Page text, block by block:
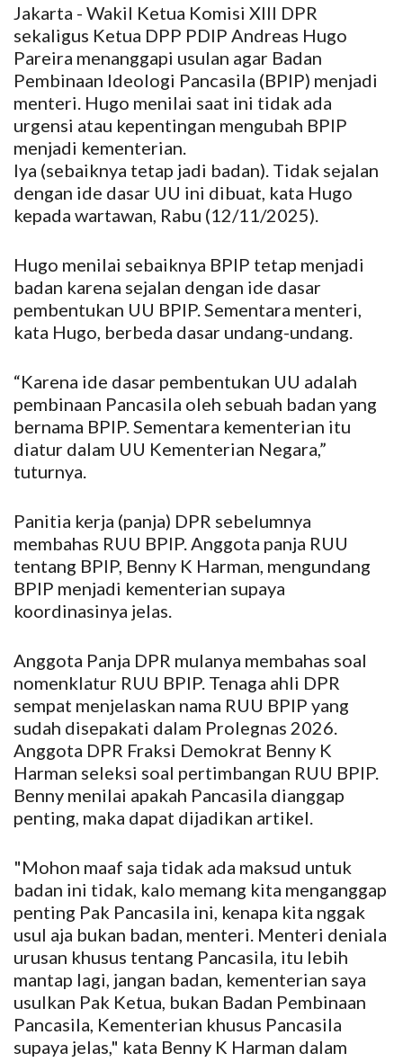
Jakarta - Wakil Ketua Komisi XIII DPR
sekaligus Ketua DPP PDIP Andreas Hugo
Pareira menanggapi usulan agar Badan
Pembinaan Ideologi Pancasila (BPIP) menjadi
menteri. Hugo menilai saat ini tidak ada
urgensi atau kepentingan mengubah BPIP
menjadi kementerian.
Iya (sebaiknya tetap jadi badan). Tidak sejalan
dengan ide dasar UU ini dibuat, kata Hugo
kepada wartawan, Rabu (12/11/2025).
Hugo menilai sebaiknya BPIP tetap menjadi
badan karena sejalan dengan ide dasar
pembentukan UU BPIP. Sementara menteri,
kata Hugo, berbeda dasar undang-undang.
“Karena ide dasar pembentukan UU adalah
pembinaan Pancasila oleh sebuah badan yang
bernama BPIP. Sementara kementerian itu
diatur dalam UU Kementerian Negara,”
tuturnya.
Panitia kerja (panja) DPR sebelumnya
membahas RUU BPIP. Anggota panja RUU
tentang BPIP, Benny K Harman, mengundang
BPIP menjadi kementerian supaya
koordinasinya jelas.
Anggota Panja DPR mulanya membahas soal
nomenklatur RUU BPIP. Tenaga ahli DPR
sempat menjelaskan nama RUU BPIP yang
sudah disepakati dalam Prolegnas 2026.
Anggota DPR Fraksi Demokrat Benny K
Harman seleksi soal pertimbangan RUU BPIP.
Benny menilai apakah Pancasila dianggap
penting, maka dapat dijadikan artikel.
"Mohon maaf saja tidak ada maksud untuk
badan ini tidak, kalo memang kita menganggap
penting Pak Pancasila ini, kenapa kita nggak
usul aja bukan badan, menteri. Menteri deniala
urusan khusus tentang Pancasila, itu lebih
mantap lagi, jangan badan, kementerian saya
usulkan Pak Ketua, bukan Badan Pembinaan
Pancasila, Kementerian khusus Pancasila
supaya jelas," kata Benny K Harman dalam